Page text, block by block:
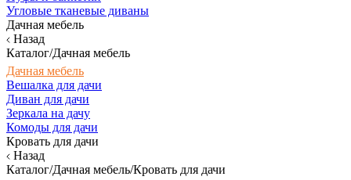
Угловые тканевые диваны
Дачная мебель
Назад
Каталог/Дачная мебель
Дачная мебель
Вешалка для дачи
Диван для дачи
Зеркала на дачу
Комоды для дачи
Кровать для дачи
Назад
Каталог/Дачная мебель/Кровать для дачи